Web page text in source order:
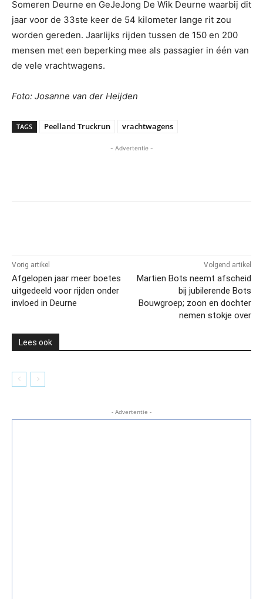
Someren Deurne en GeJeJong De Wik Deurne waarbij dit
jaar voor de 33ste keer de 54 kilometer lange rit zou
worden gereden. Jaarlijks rijden tussen de 150 en 200
mensen met een beperking mee als passagier in één van
de vele vrachtwagens.
Foto: Josanne van der Heijden
TAGS Peelland Truckrun vrachtwagens
- Advertentie -
Vorig artikel
Afgelopen jaar meer boetes
uitgedeeld voor rijden onder
invloed in Deurne
Volgend artikel
Martien Bots neemt afscheid
bij jubilerende Bots
Bouwgroep; zoon en dochter
nemen stokje over
Lees ook
- Advertentie -